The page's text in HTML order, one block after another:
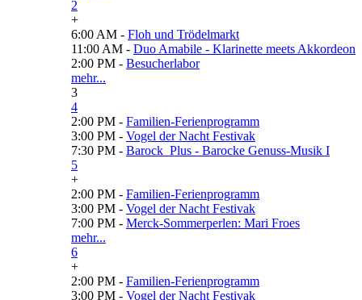
2
+
6:00 AM - Floh und Trödelmarkt
11:00 AM - Duo Amabile - Klarinette meets Akkordeon
2:00 PM - Besucherlabor
mehr...
3
4
2:00 PM - Familien-Ferienprogramm
3:00 PM - Vogel der Nacht Festivak
7:30 PM - Barock_Plus - Barocke Genuss-Musik I
5
+
2:00 PM - Familien-Ferienprogramm
3:00 PM - Vogel der Nacht Festivak
7:00 PM - Merck-Sommerperlen: Mari Froes
mehr...
6
+
2:00 PM - Familien-Ferienprogramm
3:00 PM - Vogel der Nacht Festivak